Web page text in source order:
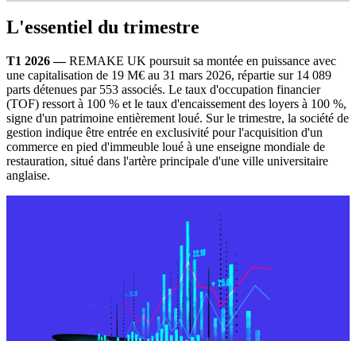
L'essentiel du trimestre
T1 2026 —REMAKE UK poursuit sa montée en puissance avec
une capitalisation de 19 M€ au 31 mars 2026, répartie sur 14 089
parts détenues par 553 associés. Le taux d'occupation financier
(TOF) ressort à 100 % et le taux d'encaissement des loyers à 100 %,
signe d'un patrimoine entièrement loué. Sur le trimestre, la société de
gestion indique être entrée en exclusivité pour l'acquisition d'un
commerce en pied d'immeuble loué à une enseigne mondiale de
restauration, situé dans l'artère principale d'une ville universitaire
anglaise.